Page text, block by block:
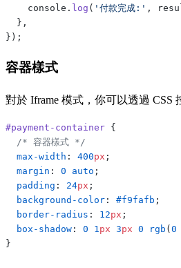
    console.
log ( '付款完成:' ,
  },
});
容器樣式
對於 Iframe 模式，你可以透過 CSS
#payment-container {
  /* 容器樣式 */
  max-width
: 400px ;
  margin
: 0 auto ;
  padding
: 24px ;
  background-color
: #f9fafb ;
  border-radius
: 12px ;
  box-shadow
: 0 1 px 3px 0 rgb ( 0
}